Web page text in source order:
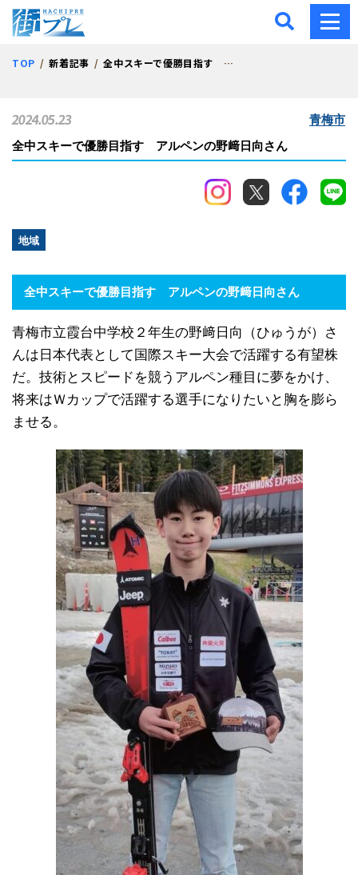
街プレ -東京・西多摩の
TOP 新着記事 全中スキーで優勝目指す アルペンの野﨑日向さん
全中スキーで優勝目指す アルペンの野﨑日向さん
地域
2024.05.23 青梅市
全中スキーで優勝目指す アルペンの野﨑日向さん
青梅市立霞台中学校２年生の野﨑日向（ひゅうが）さ
んは日本代表として国際スキー大会で活躍する有望株
だ。技術とスピードを競うアルペン種目に夢をかけ、
将来はＷカップで活躍する選手になりたいと胸を膨ら
ませる。